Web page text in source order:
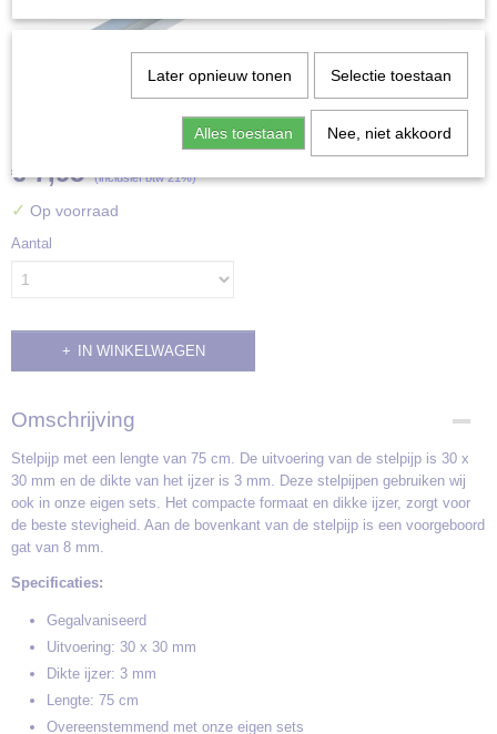
Stelpijp 75 cm
€ 7,95 (inclusief btw 21%)
✓ Op voorraad
Aantal
IN WINKELWAGEN
Omschrijving
Stelpijp met een lengte van 75 cm. De uitvoering van de stelpijp is 30 x
30 mm en de dikte van het ijzer is 3 mm. Deze stelpijpen gebruiken wij
ook in onze eigen sets. Het compacte formaat en dikke ijzer, zorgt voor
de beste stevigheid. Aan de bovenkant van de stelpijp is een voorgeboord
gat van 8 mm.
Specificaties:
Gegalvaniseerd
Uitvoering: 30 x 30 mm
Dikte ijzer: 3 mm
Lengte: 75 cm
Overeenstemmend met onze eigen sets
Later opnieuw tonen Selectie toestaan
Alles toestaan Nee, niet akkoord